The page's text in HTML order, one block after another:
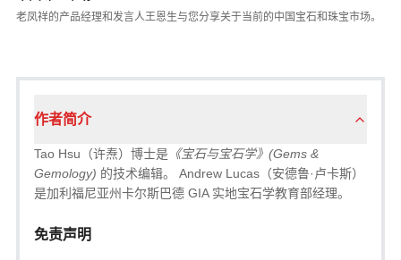
老凤祥的产品经理和发言人王恩生与您分享关于当前的中国宝石和珠宝市场。
作者简介
Tao Hsu（许焘）博士是 《宝石与宝石学》(Gems &
Gemology) 的技术编辑。 Andrew Lucas（安德鲁·卢卡斯）
是加利福尼亚州卡尔斯巴德 GIA 实地宝石学教育部经理。
免责声明